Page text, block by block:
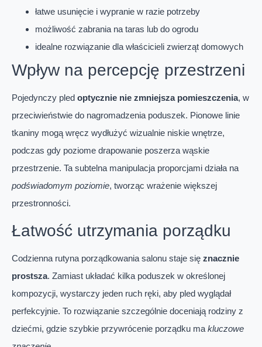
łatwe usunięcie i wypranie w razie potrzeby
możliwość zabrania na taras lub do ogrodu
idealne rozwiązanie dla właścicieli zwierząt domowych
Wpływ na percepcję przestrzeni
Pojedynczy pled optycznie nie zmniejsza pomieszczenia, w
przeciwieństwie do nagromadzenia poduszek. Pionowe linie
tkaniny mogą wręcz wydłużyć wizualnie niskie wnętrze,
podczas gdy poziome drapowanie poszerza wąskie
przestrzenie. Ta subtelna manipulacja proporcjami działa na
podświadomym poziomie, tworząc wrażenie większej
przestronności.
Łatwość utrzymania porządku
Codzienna rutyna porządkowania salonu staje się znacznie
prostsza. Zamiast układać kilka poduszek w określonej
kompozycji, wystarczy jeden ruch ręki, aby pled wyglądał
perfekcyjnie. To rozwiązanie szczególnie doceniają rodziny z
dziećmi, gdzie szybkie przywrócenie porządku ma kluczowe